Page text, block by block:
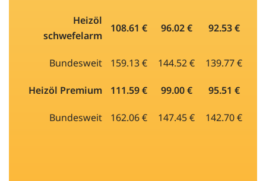
Heizöl
schwefelarm
108.61 € 96.02 € 92.53 €
Bundesweit 159.13 € 144.52 € 139.77 €
Heizöl Premium 111.59 € 99.00 € 95.51 €
Bundesweit 162.06 € 147.45 € 142.70 €